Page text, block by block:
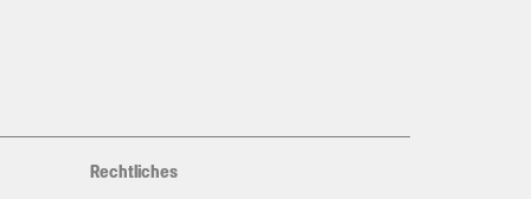
Rechtliches